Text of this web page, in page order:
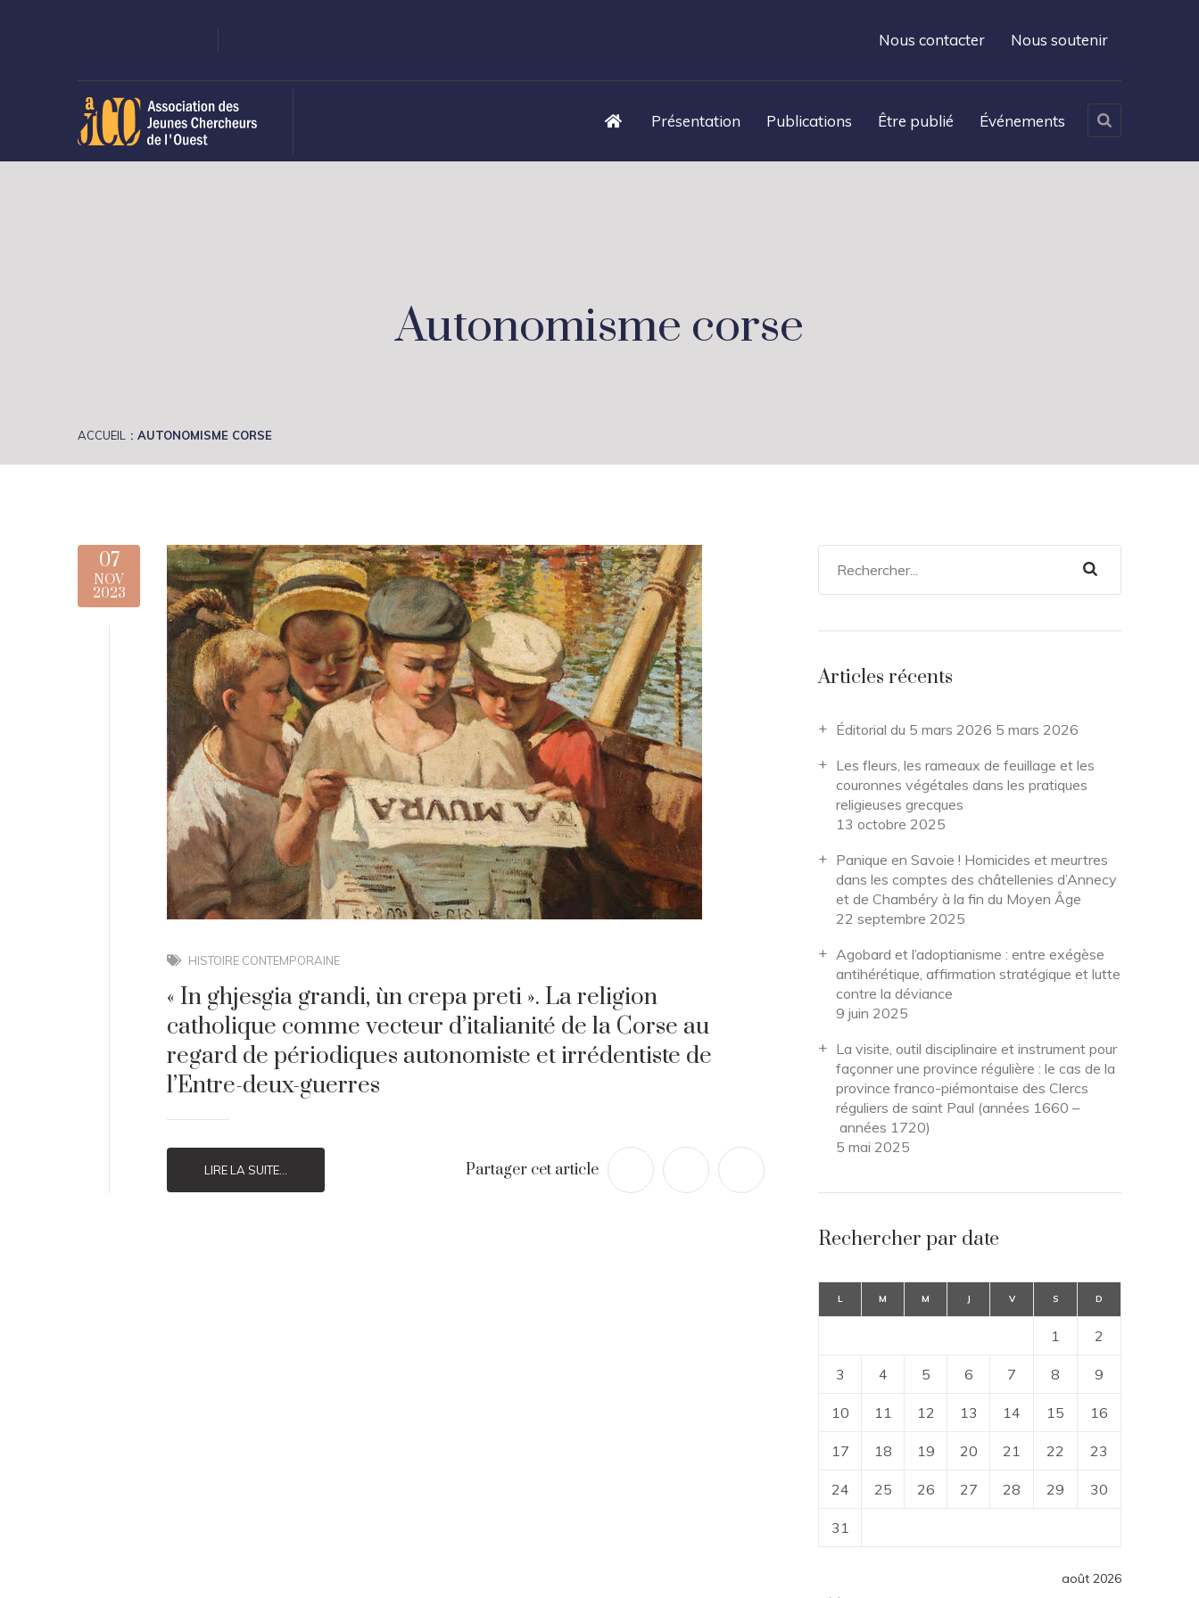
Nous contacter Nous soutenir
Présentation Publications Être publié Événements
Autonomisme corse
ACCUEIL AUTONOMISME CORSE
07
NOV
2023
HISTOIRE CONTEMPORAINE
« In ghjesgia grandi, ùn crepa preti ». La religion
catholique comme vecteur d’italianité de la Corse au
regard de périodiques autonomiste et irrédentiste de
l’Entre-deux-guerres
LIRE LA SUITE... Partager cet article
Articles récents
Éditorial du 5 mars 2026 5 mars 2026
Les fleurs, les rameaux de feuillage et les
couronnes végétales dans les pratiques
religieuses grecques
13 octobre 2025
Panique en Savoie ! Homicides et meurtres
dans les comptes des châtellenies d’Annecy
et de Chambéry à la fin du Moyen Âge
22 septembre 2025
Agobard et l’adoptianisme : entre exégèse
antihérétique, affirmation stratégique et lutte
contre la déviance
9 juin 2025
La visite, outil disciplinaire et instrument pour
façonner une province régulière : le cas de la
province franco-piémontaise des Clercs
réguliers de saint Paul (années 1660 –
années 1720)
5 mai 2025
Rechercher par date
août 2026
L M M J V S D
1 2
3 4 5 6 7 8 9
10 11 12 13 14 15 16
17 18 19 20 21 22 23
24 25 26 27 28 29 30
31